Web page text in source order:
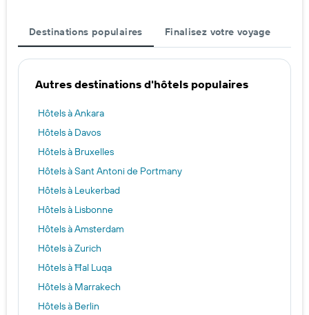
Destinations populaires Finalisez votre voyage
Autres destinations d'hôtels populaires
Hôtels à Ankara
Hôtels à Davos
Hôtels à Bruxelles
Hôtels à Sant Antoni de Portmany
Hôtels à Leukerbad
Hôtels à Lisbonne
Hôtels à Amsterdam
Hôtels à Zurich
Hôtels à Ħal Luqa
Hôtels à Marrakech
Hôtels à Berlin